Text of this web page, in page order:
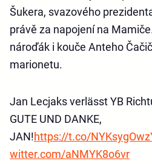
Šukera, svazového
právě za napojení na
nároďák i kouče Anteho
marionetu.
Jan Lecjaks verlässt YB
GUTE UND DANKE,
JAN!https://t.co/
witter.com/aNMYK8o6vr